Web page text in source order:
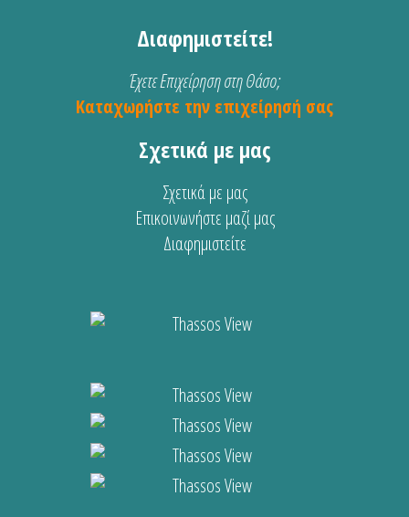
Διαφημιστείτε!
Έχετε Επιχείρηση στη Θάσο;
Καταχωρήστε την επιχείρησή σας
Σχετικά με μας
Σχετικά με μας
Επικοινωνήστε μαζί μας
Διαφημιστείτε